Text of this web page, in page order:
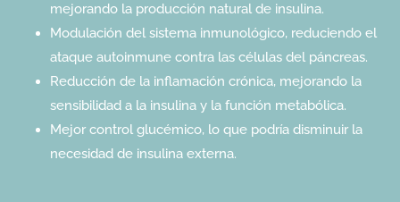
mejorando la producción natural de insulina.
Modulación del sistema inmunológico, reduciendo el
ataque autoinmune contra las células del páncreas.
Reducción de la inflamación crónica, mejorando la
sensibilidad a la insulina y la función metabólica.
Mejor control glucémico, lo que podría disminuir la
necesidad de insulina externa.